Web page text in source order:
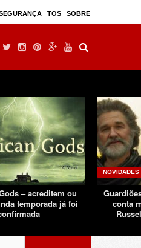
seguindo sucesso d ...
TOS SOBRE
– acreditem ou
temporada já foi
NOVIDADES
conta